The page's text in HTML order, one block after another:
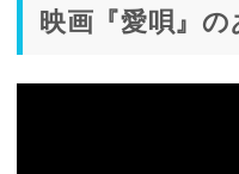
映画『愛唄』